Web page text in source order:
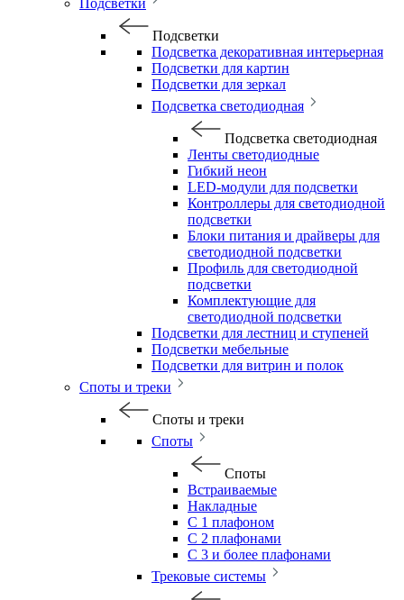
Подсветки
Подсветки
Подсветка декоративная интерьерная
Подсветки для картин
Подсветки для зеркал
Подсветка светодиодная
Подсветка светодиодная
Ленты светодиодные
Гибкий неон
LED-модули для подсветки
Контроллеры для светодиодной
подсветки
Блоки питания и драйверы для
светодиодной подсветки
Профиль для светодиодной
подсветки
Комплектующие для
светодиодной подсветки
Подсветки для лестниц и ступеней
Подсветки мебельные
Подсветки для витрин и полок
Споты и треки
Споты и треки
Споты
Споты
Встраиваемые
Накладные
С 1 плафоном
С 2 плафонами
С 3 и более плафонами
Трековые системы